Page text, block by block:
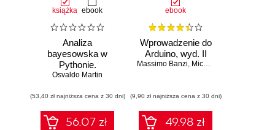
książka ebook
Analiza
bayesowska w
Pythonie.
Praktyczny
modelowaniu
probabilistycznym.
Wydanie III
Osvaldo Martin
(53,40 zł najniższa cena z 30 dni)
56.07 zł
ebook
Wprowadzenie do
Arduino, wyd. II
Massimo Banzi, Michael Shiloh
(9,90 zł najniższa cena z 30 dni)
49.98 zł